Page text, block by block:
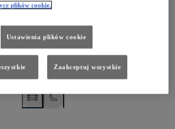
plików cookie.
Ustawienia plików cookie
Zaakceptuj wszystkie